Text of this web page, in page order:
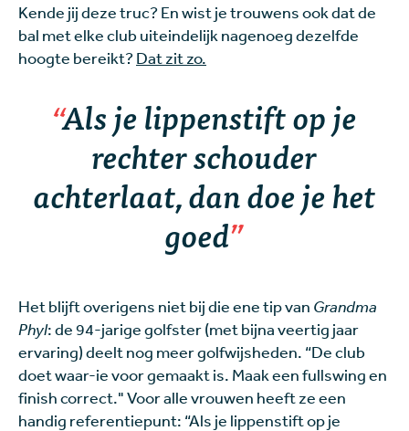
Kende jij deze truc? En wist je trouwens ook dat de
bal met elke club uiteindelijk nagenoeg dezelfde
hoogte bereikt?Dat zit zo.
Als je lippenstift op je
rechter schouder
achterlaat, dan doe je het
goed
Het blijft overigens niet bij die ene tip van Grandma
Phyl: de 94-jarige golfster (met bijna veertig jaar
ervaring) deelt nog meer golfwijsheden. “De club
doet waar-ie voor gemaakt is. Maak een fullswing en
finish correct." Voor alle vrouwen heeft ze een
handig referentiepunt: “Als je lippenstift op je